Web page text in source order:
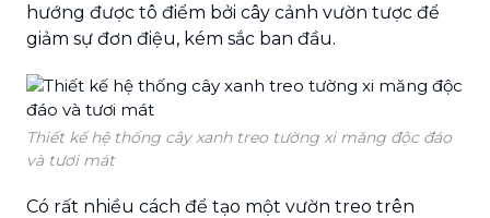
hướng được tô điểm bởi cây cảnh vườn tược để
giảm sự đơn điệu, kém sắc ban đầu.
Thiết kế hệ thống cây xanh treo tường xi măng độc đáo
và tươi mát
Có rất nhiều cách để tạo một vườn treo trên